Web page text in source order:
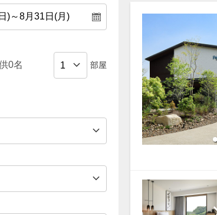
部屋